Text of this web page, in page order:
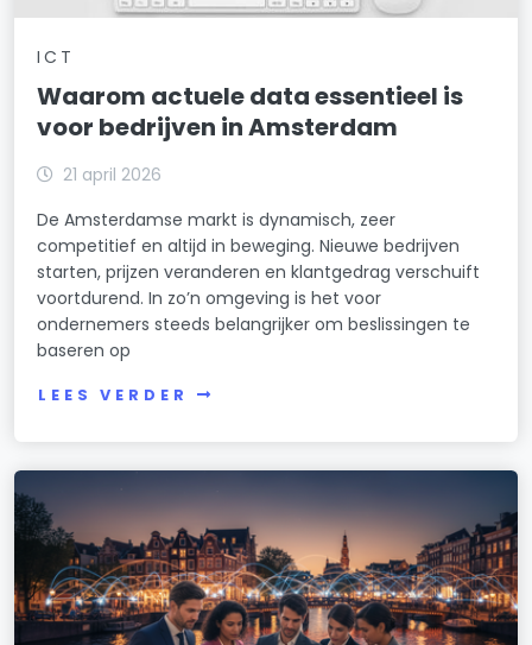
Weesperzijde
Westindische Buurt
Westlandgracht
Willemspark
Zeeburgereiland/Bovendiep
Zuidas
ICT
Waarom actuele data essentieel is
voor bedrijven in Amsterdam
21 april 2026
De Amsterdamse markt is dynamisch, zeer
competitief en altijd in beweging. Nieuwe bedrijven
starten, prijzen veranderen en klantgedrag verschuift
voortdurend. In zo’n omgeving is het voor
ondernemers steeds belangrijker om beslissingen te
baseren op
LEES VERDER